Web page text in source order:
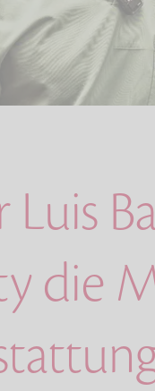
Luis
die